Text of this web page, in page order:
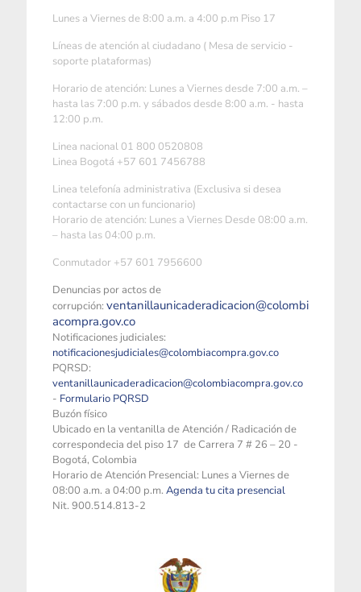
Lunes a Viernes de 8:00 a.m. a 4:00 p.m Piso 17
Líneas de atención al ciudadano ( Mesa de servicio -
soporte plataformas)
Horario de atención: Lunes a Viernes desde 7:00 a.m. –
hasta las 7:00 p.m. y sábados desde 8:00 a.m. - hasta
12:00 p.m.
Linea nacional 01 800 0520808
Linea Bogotá +57 601 7456788
Linea telefonía administrativa (Exclusiva si desea
contactarse con un funcionario)
Horario de atención: Lunes a Viernes Desde 08:00 a.m.
– hasta las 04:00 p.m.
Conmutador +57 601 7956600
Denuncias por actos de
corrupción: ventanillaunicaderadicacion@colombi
acompra.gov.co
Notificaciones judiciales:
notificacionesjudiciales@colombiacompra.gov.co
PQRSD:
ventanillaunicaderadicacion@colombiacompra.gov.co
- Formulario PQRSD
Buzón físico
Ubicado en la ventanilla de Atención / Radicación de
correspondecia del piso 17 de Carrera 7 # 26 – 20 -
Bogotá, Colombia
Horario de Atención Presencial: Lunes a Viernes de
08:00 a.m. a 04:00 p.m. Agenda tu cita presencial
Nit. 900.514.813-2